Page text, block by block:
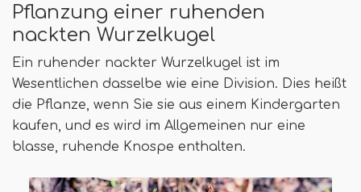
Pflanzung einer ruhenden
nackten Wurzelkugel
Ein ruhender nackter Wurzelkugel ist im
Wesentlichen dasselbe wie eine Division. Dies heißt
die Pflanze, wenn Sie sie aus einem Kindergarten
kaufen, und es wird im Allgemeinen nur eine
blasse, ruhende Knospe enthalten.